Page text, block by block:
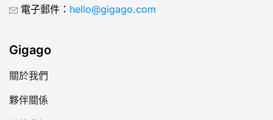
電子郵件： hello@gigago.com
Gigago
關於我們
夥伴關係